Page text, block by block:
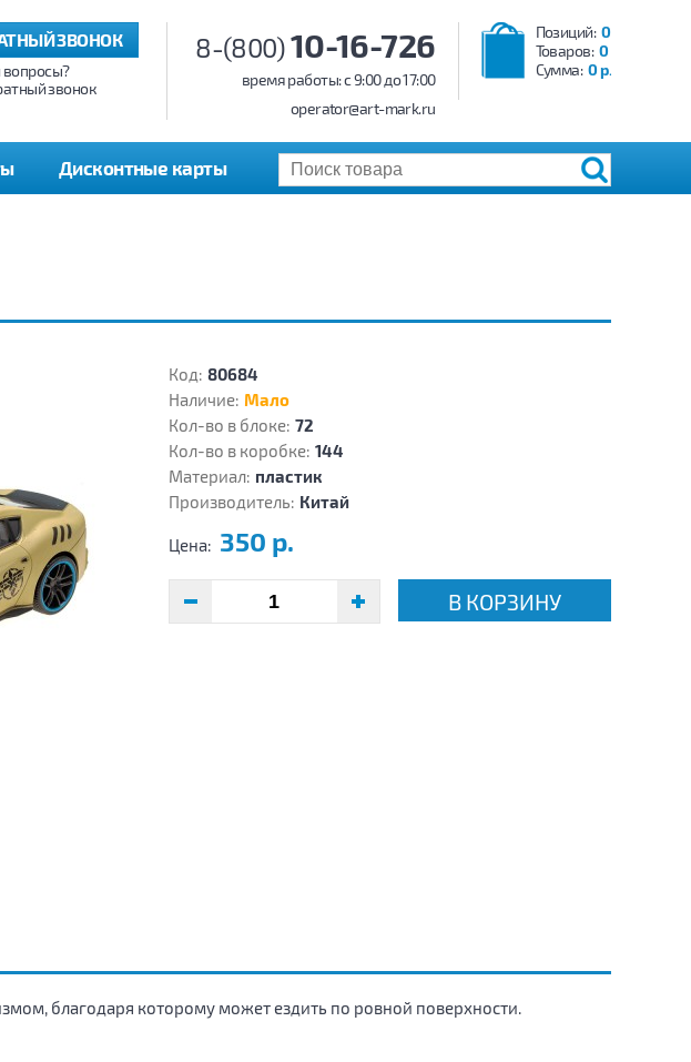
Позиций: 0
Товаров: 0
Сумма: 0 р.
8-(800)10-16-726
время работы: c 9:00 до 17:00
operator@art-mark.ru
ЗВОНОК
вопросы?
звонок
Дисконтные карты
Код: 80684
Наличие: Мало
Кол-во в блоке: 72
Кол-во в коробке: 144
Материал: пластик
Производитель: Китай
Цена: 350 р.
В КОРЗИНУ
благодаря которому может ездить по ровной поверхности.